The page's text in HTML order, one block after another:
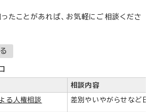
たことがあれば、お気軽にご相談くださ
相談内容
る人権相談 差別やいやがらせなど日